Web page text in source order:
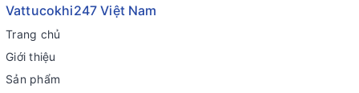
Vattucokhi247 Việt Nam
Trang chủ
Giới thiệu
Sản phẩm